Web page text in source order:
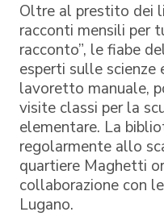
Oltre al prestito dei
racconti mensili per
racconto”, le fiabe
esperti sulle scienze
lavoretto manuale,
visite classi per la
elementare. La
regolarmente allo
quartiere Maghetti
collaborazione con
Lugano.